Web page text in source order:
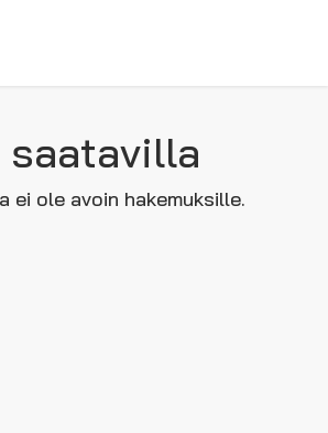
saatavilla
ei ole avoin hakemuksille.